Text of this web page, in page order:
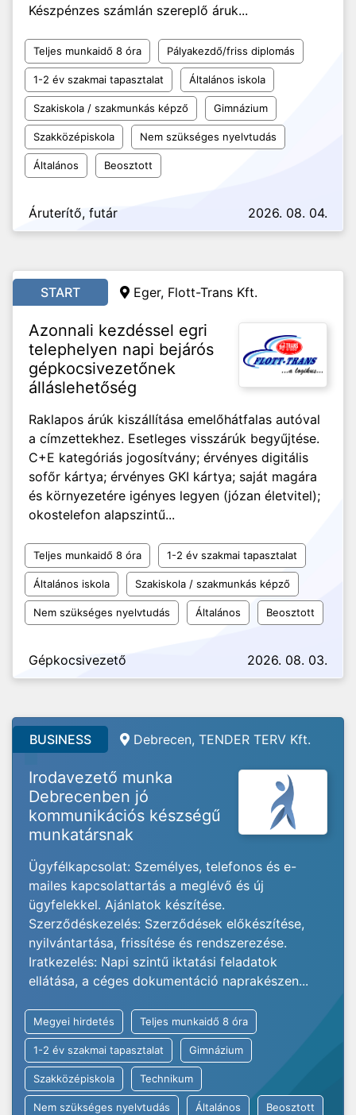
Készpénzes számlán szereplő áruk...
Teljes munkaidő 8 óra Pályakezdő/friss diplomás
1-2 év szakmai tapasztalat Általános iskola
Szakiskola / szakmunkás képző Gimnázium
Szakközépiskola Nem szükséges nyelvtudás
Általános Beosztott
Áruterítő, futár 2026. 08. 04.
START Eger, Flott-Trans Kft.
Azonnali kezdéssel egri
telephelyen napi bejárós
gépkocsivezetőnek
álláslehetőség
Raklapos árúk kiszállítása emelőhátfalas autóval
a címzettekhez. Esetleges visszárúk begyűjtése.
C+E kategóriás jogosítvány; érvényes digitális
sofőr kártya; érvényes GKI kártya; saját magára
és környezetére igényes legyen (józan életvitel);
okostelefon alapszintű...
Teljes munkaidő 8 óra 1-2 év szakmai tapasztalat
Általános iskola Szakiskola / szakmunkás képző
Nem szükséges nyelvtudás Általános Beosztott
Gépkocsivezető 2026. 08. 03.
BUSINESS Debrecen, TENDER TERV Kft.
Irodavezető munka
Debrecenben jó
kommunikációs készségű
munkatársnak
Ügyfélkapcsolat: Személyes, telefonos és e-
mailes kapcsolattartás a meglévő és új
ügyfelekkel. Ajánlatok készítése.
Szerződéskezelés: Szerződések előkészítése,
nyilvántartása, frissítése és rendszerezése.
Iratkezelés: Napi szintű iktatási feladatok
ellátása, a céges dokumentáció naprakészen...
Megyei hirdetés Teljes munkaidő 8 óra
1-2 év szakmai tapasztalat Gimnázium
Szakközépiskola Technikum
Nem szükséges nyelvtudás Általános Beosztott